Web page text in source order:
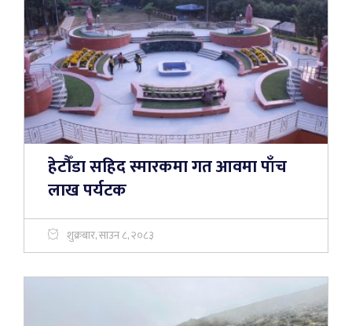
हेटौँडा सहिद स्मारकमा गत आवमा पाँच
लाख पर्यटक
शुक्रबार, साउन ८, २०८३